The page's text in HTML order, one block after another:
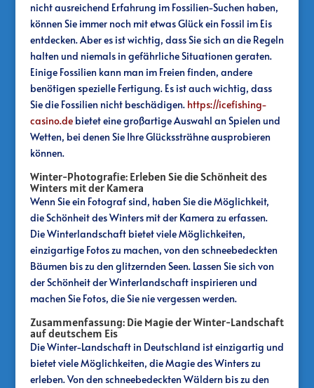
nicht ausreichend Erfahrung im Fossilien-Suchen haben,
können Sie immer noch mit etwas Glück ein Fossil im Eis
entdecken. Aber es ist wichtig, dass Sie sich an die Regeln
halten und niemals in gefährliche Situationen geraten.
Einige Fossilien kann man im Freien finden, andere
benötigen spezielle Fertigung. Es ist auch wichtig, dass
Sie die Fossilien nicht beschädigen. https://icefishing-
casino.debietet eine großartige Auswahl an Spielen und
Wetten, bei denen Sie Ihre Glückssträhne ausprobieren
können.
Winter-Photografie: Erleben Sie die Schönheit des
Winters mit der Kamera
Wenn Sie ein Fotograf sind, haben Sie die Möglichkeit,
die Schönheit des Winters mit der Kamera zu erfassen.
Die Winterlandschaft bietet viele Möglichkeiten,
einzigartige Fotos zu machen, von den schneebedeckten
Bäumen bis zu den glitzernden Seen. Lassen Sie sich von
der Schönheit der Winterlandschaft inspirieren und
machen Sie Fotos, die Sie nie vergessen werden.
Zusammenfassung: Die Magie der Winter-Landschaft
auf deutschem Eis
Die Winter-Landschaft in Deutschland ist einzigartig und
bietet viele Möglichkeiten, die Magie des Winters zu
erleben. Von den schneebedeckten Wäldern bis zu den